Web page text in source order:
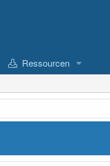
Ressourcen